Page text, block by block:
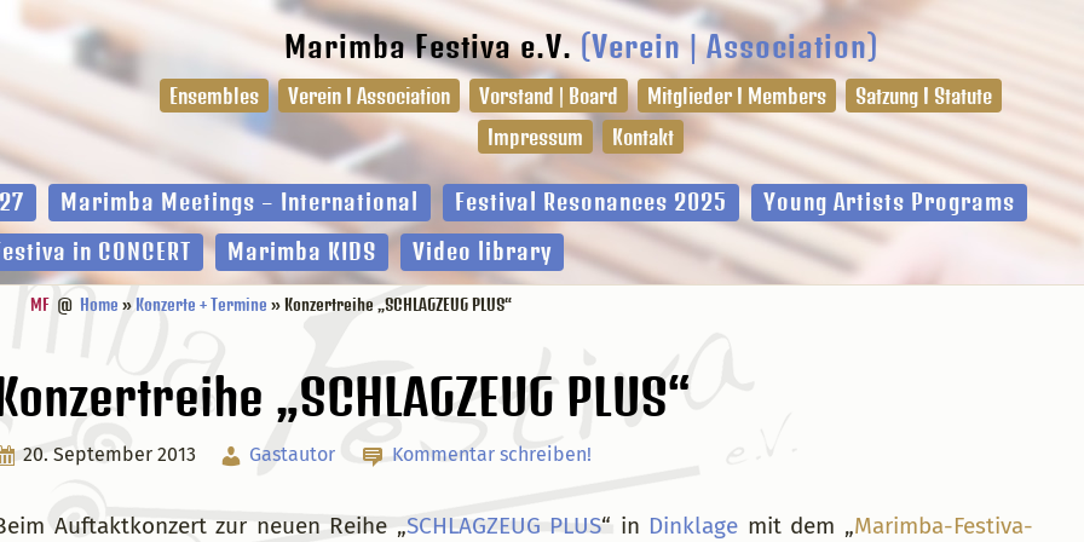
Marimba Festiva e.V. (Verein | Association)
Ensembles Verein I Association Vorstand | Board Mitglieder I Members
Satzung I Statute
Impressum
Kontakt
Marimba Meetings – International Festival Resonances 2025
Young Artists Programs
in CONCERT
Marimba KIDS Video library
MF @ Home »Konzerte + Termine » Konzertreihe „SCHLAGZEUG PLUS“
„SCHLAGZEUG PLUS“
20. September 2013 Gastautor Kommentar schreiben!
Auftaktkonzert zur neuen Reihe „SCHLAGZEUG PLUS“ in Dinklage mit dem „Marimba-Festiva-